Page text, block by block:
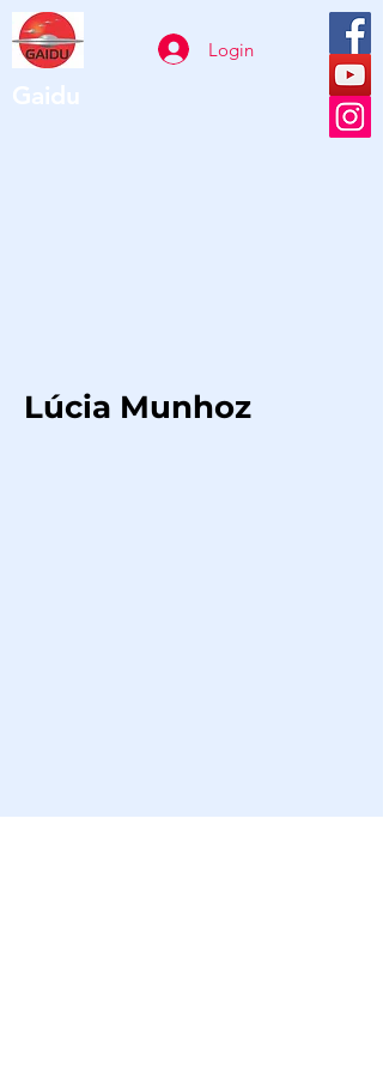
Gaidu
Login
Lúcia Munhoz